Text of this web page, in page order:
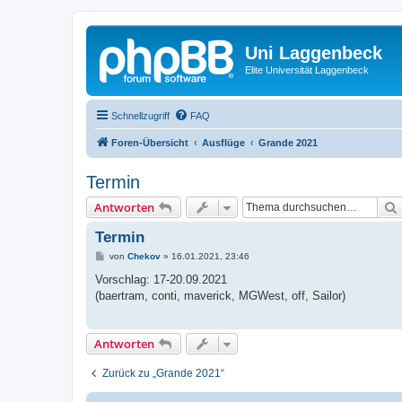
Uni Laggenbeck
Elite Universität Laggenbeck
Schnellzugriff FAQ
Foren-Übersicht Ausflüge Grande 2021
Termin
Antworten
Termin
B
i
r
von Chekov» 16.01.2021, 23:46
Vorschlag: 17-20.09.2021
(baertram, conti, maverick, MGWest, off, Sailor)
Antworten
Zurück zu „Grande 2021“